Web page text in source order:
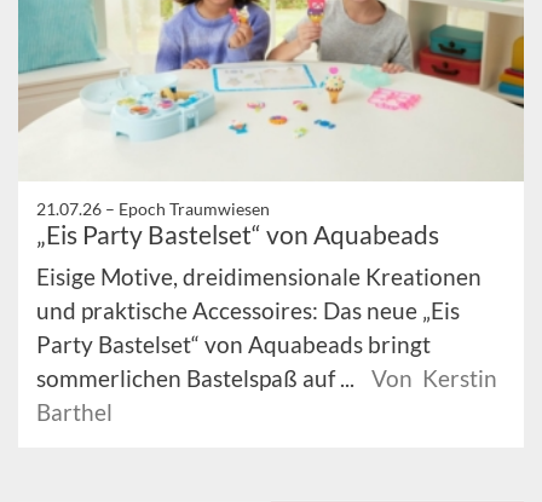
21.07.26 – Epoch Traumwiesen
„Eis Party Bastelset“ von Aquabeads
Eisige Motive, dreidimensionale Kreationen
und praktische Accessoires: Das neue „Eis
Party Bastelset“ von Aquabeads bringt
sommerlichen Bastelspaß auf ...
Von Kerstin
Barthel